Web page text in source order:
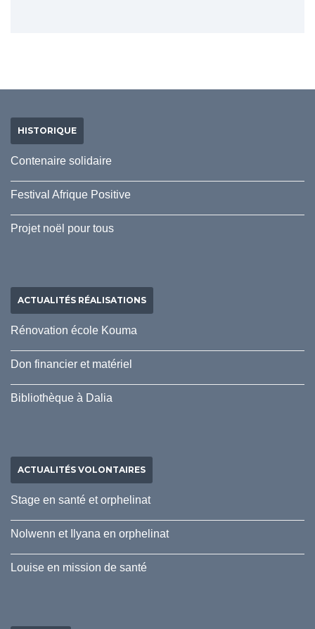
HISTORIQUE
Contenaire solidaire
Festival Afrique Positive
Projet noël pour tous
ACTUALITÉS RÉALISATIONS
Rénovation école Kouma
Don financier et matériel
Bibliothèque à Dalia
ACTUALITÉS VOLONTAIRES
Stage en santé et orphelinat
Nolwenn et Ilyana en orphelinat
Louise en mission de santé